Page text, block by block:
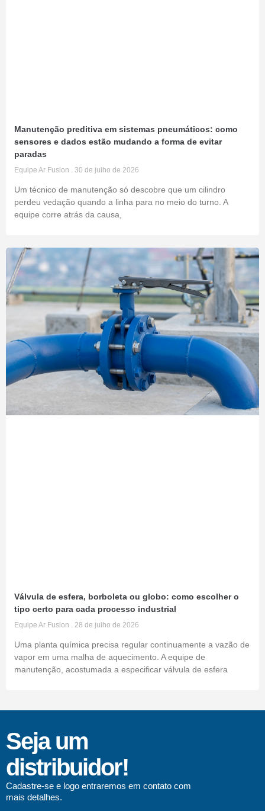
Manutenção preditiva em sistemas pneumáticos: como
sensores e dados estão mudando a forma de evitar
paradas
Equipe Ar Fusion 30 de julho de 2026
Um técnico de manutenção só descobre que um cilindro
perdeu vedação quando a linha para no meio do turno. A
equipe corre atrás da causa,
Válvula de esfera, borboleta ou globo: como escolher o
tipo certo para cada processo industrial
Equipe Ar Fusion 28 de julho de 2026
Uma planta química precisa regular continuamente a vazão de
vapor em uma malha de aquecimento. A equipe de
manutenção, acostumada a especificar válvula de esfera
Seja um
distribuidor!
Cadastre-se e logo entraremos em contato com
mais detalhes.